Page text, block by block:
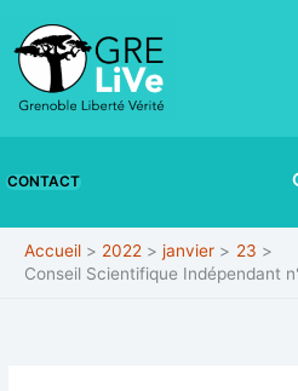
contenu
CONTACT
Accueil 2022 janvier
23
Conseil Scientifique Indépendant